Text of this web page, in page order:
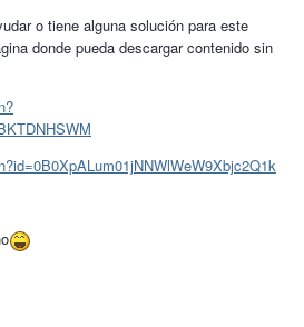
o tiene alguna solución para este
donde pueda descargar contenido sin